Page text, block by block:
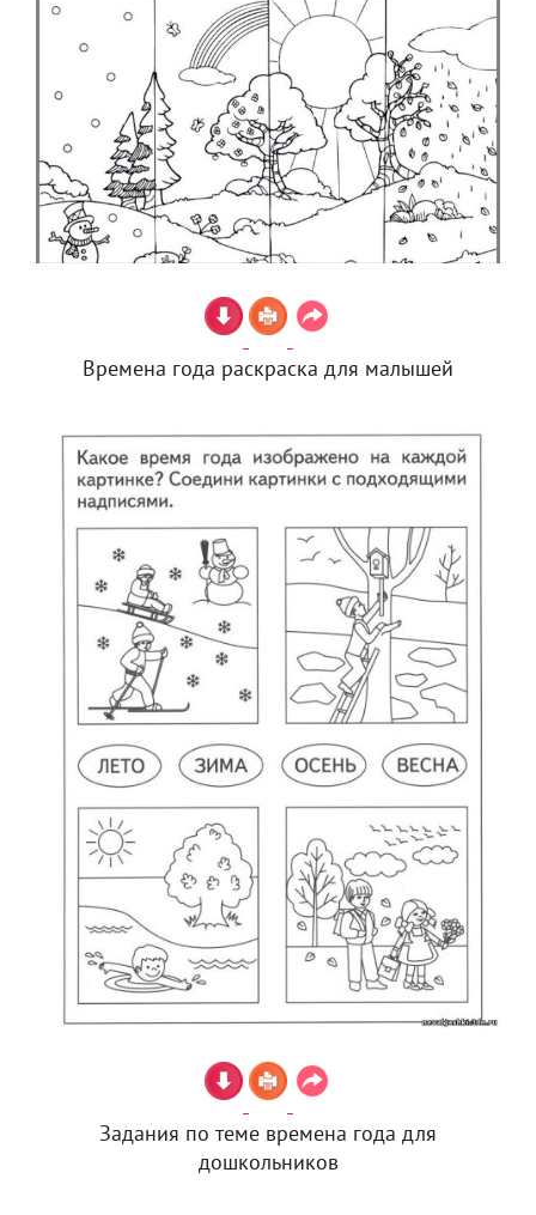
Времена года раскраска для малышей
Задания по теме времена года для
дошкольников